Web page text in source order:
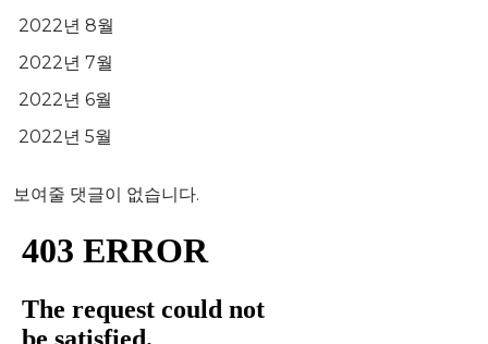
2022년 8월
2022년 7월
2022년 6월
2022년 5월
보여줄 댓글이 없습니다.